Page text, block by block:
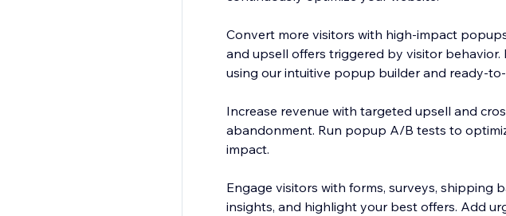
Convert more visitors with high-impact
and upsell offers triggered by visitor
using our intuitive popup builder and ready-
Increase revenue with targeted upsell and
abandonment. Run popup A/B tests to
impact.
Engage visitors with forms, surveys, shipping
insights, and highlight your best offers. Add